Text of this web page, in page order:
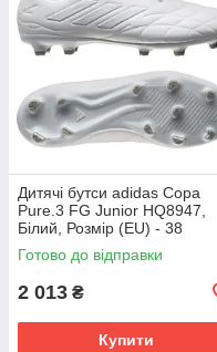
Дитячі бутси adidas Copa
Pure.3 FG Junior HQ8947,
Білий, Розмір (EU) - 38
Готово до відправки
2 013 ₴
Купити